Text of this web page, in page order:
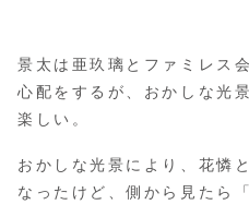
景太は亜玖璃とファミレス
心配をするが、おかしな光
楽しい。
おかしな光景により、花憐
なったけど、側から見たら